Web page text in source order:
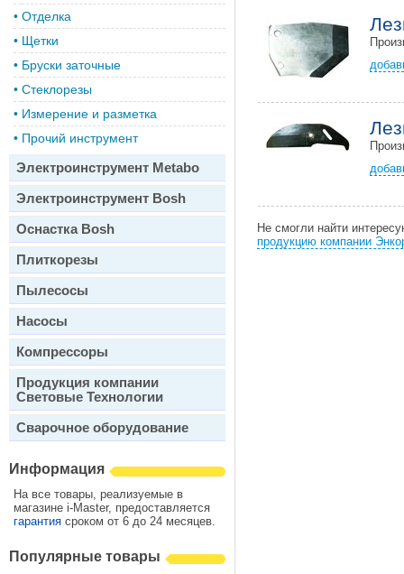
• Отделка
• Щетки
• Бруски заточные
• Стеклорезы
• Измерение и разметка
• Прочий инструмент
Электроинструмент Metabo
Электроинструмент Bosh
Оснастка Bosh
Плиткорезы
Пылесосы
Насосы
Компрессоры
Продукция компании
Световые Технологии
Сварочное оборудование
Информация
На все товары, реализуемые в
магазине i-Master, предоставляется
гарантия сроком от 6 до 24 месяцев.
Популярные товары
Не смогли найти
продукцию компании